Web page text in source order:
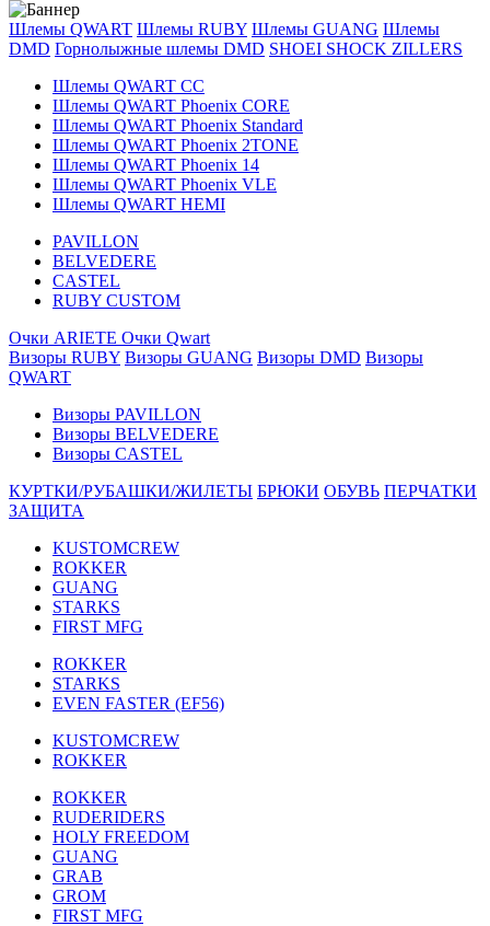
Шлемы QWART Шлемы RUBY Шлемы GUANG Шлемы
DMD Горнолыжные шлемы DMD SHOEI SHOCK ZILLERS
Шлемы QWART CC
Шлемы QWART Phoenix CORE
Шлемы QWART Phoenix Standard
Шлемы QWART Phoenix 2TONE
Шлемы QWART Phoenix 14
Шлемы QWART Phoenix VLE
Шлемы QWART HEMI
PAVILLON
BELVEDERE
CASTEL
RUBY CUSTOM
Очки ARIETE Очки Qwart
Визоры RUBY Визоры GUANG Визоры DMD Визоры
QWART
Визоры PAVILLON
Визоры BELVEDERE
Визоры CASTEL
КУРТКИ/РУБАШКИ/ЖИЛЕТЫ БРЮКИ ОБУВЬ ПЕРЧАТКИ
ЗАЩИТА
KUSTOMCREW
ROKKER
GUANG
STARKS
FIRST MFG
ROKKER
STARKS
EVEN FASTER (EF56)
KUSTOMCREW
ROKKER
ROKKER
RUDERIDERS
HOLY FREEDOM
GUANG
GRAB
GROM
FIRST MFG